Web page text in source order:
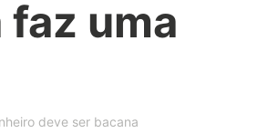
uma
deve ser bacana